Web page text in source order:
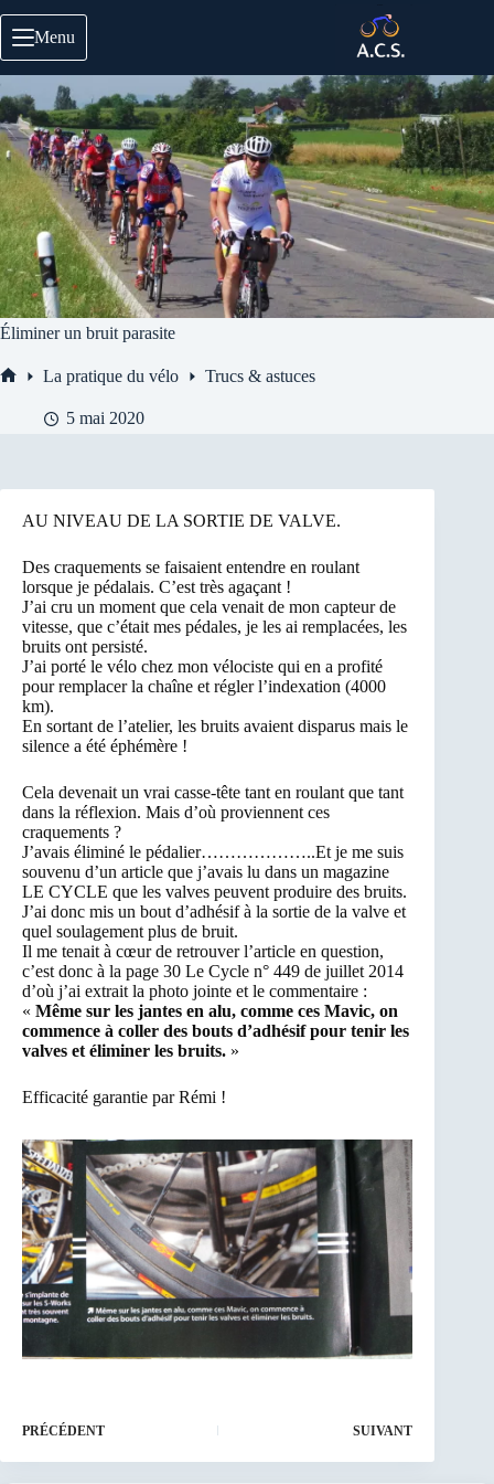
au
contenu
Menu
Éliminer un bruit parasite
La pratique du vélo Trucs & astuces
5 mai 2020
AU NIVEAU DE LA SORTIE DE VALVE.
Des craquements se faisaient entendre en roulant
lorsque je pédalais. C’est très agaçant !
J’ai cru un moment que cela venait de mon capteur de
vitesse, que c’était mes pédales, je les ai remplacées, les
bruits ont persisté.
J’ai porté le vélo chez mon vélociste qui en a profité
pour remplacer la chaîne et régler l’indexation (4000
km).
En sortant de l’atelier, les bruits avaient disparus mais le
silence a été éphémère !
Cela devenait un vrai casse-tête tant en roulant que tant
dans la réflexion. Mais d’où proviennent ces
craquements ?
J’avais éliminé le pédalier………………..Et je me suis
souvenu d’un article que j’avais lu dans un magazine
LE CYCLE que les valves peuvent produire des bruits.
J’ai donc mis un bout d’adhésif à la sortie de la valve et
quel soulagement plus de bruit.
Il me tenait à cœur de retrouver l’article en question,
c’est donc à la page 30 Le Cycle n° 449 de juillet 2014
d’où j’ai extrait la photo jointe et le commentaire :
« Même sur les jantes en alu, comme ces Mavic, on
commence à coller des bouts d’adhésif pour tenir les
valves et éliminer les bruits. »
Efficacité garantie par Rémi !
PRÉCÉDENT SUIVANT